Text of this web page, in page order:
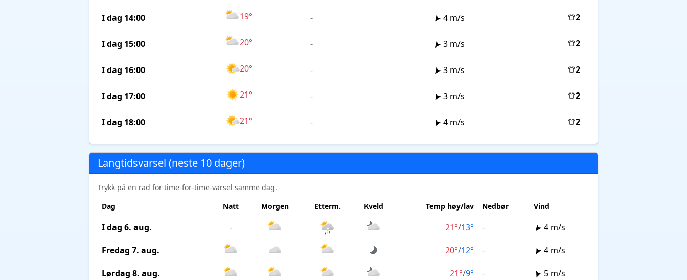
I dag 14:00 19° - 4 m/s 2
I dag 15:00 20° - 3 m/s 2
I dag 16:00 20° - 3 m/s 2
I dag 17:00 21° - 3 m/s 2
I dag 18:00 21° - 4 m/s 2
Langtidsvarsel (neste 10 dager)
Trykk på en rad for time-for-time-varsel samme dag.
Dag
Natt Morgen Etterm. Kveld Temp høy/lav Nedbør Vind
I dag 6. aug. - 21°/13° - 4 m/s
Fredag 7. aug. 20°/12° - 4 m/s
Lørdag 8. aug. 21°/9° - 5 m/s